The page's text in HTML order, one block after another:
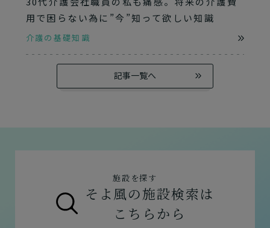
用で困らない為に”今”知って欲しい知識
介護の基礎知識
記事一覧へ
施設を探す
そよ風の施設検索は
こちらから